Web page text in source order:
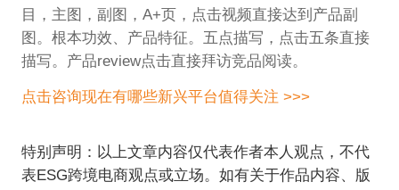
目，主图，副图，A+页，点击视频直接达到产品副
图。根本功效、产品特征。五点描写，点击五条直接
描写。产品review点击直接拜访竞品阅读。
点击咨询现在有哪些新兴平台值得关注 >>>
特别声明：以上文章内容仅代表作者本人观点，不代
表ESG跨境电商观点或立场。如有关于作品内容、版